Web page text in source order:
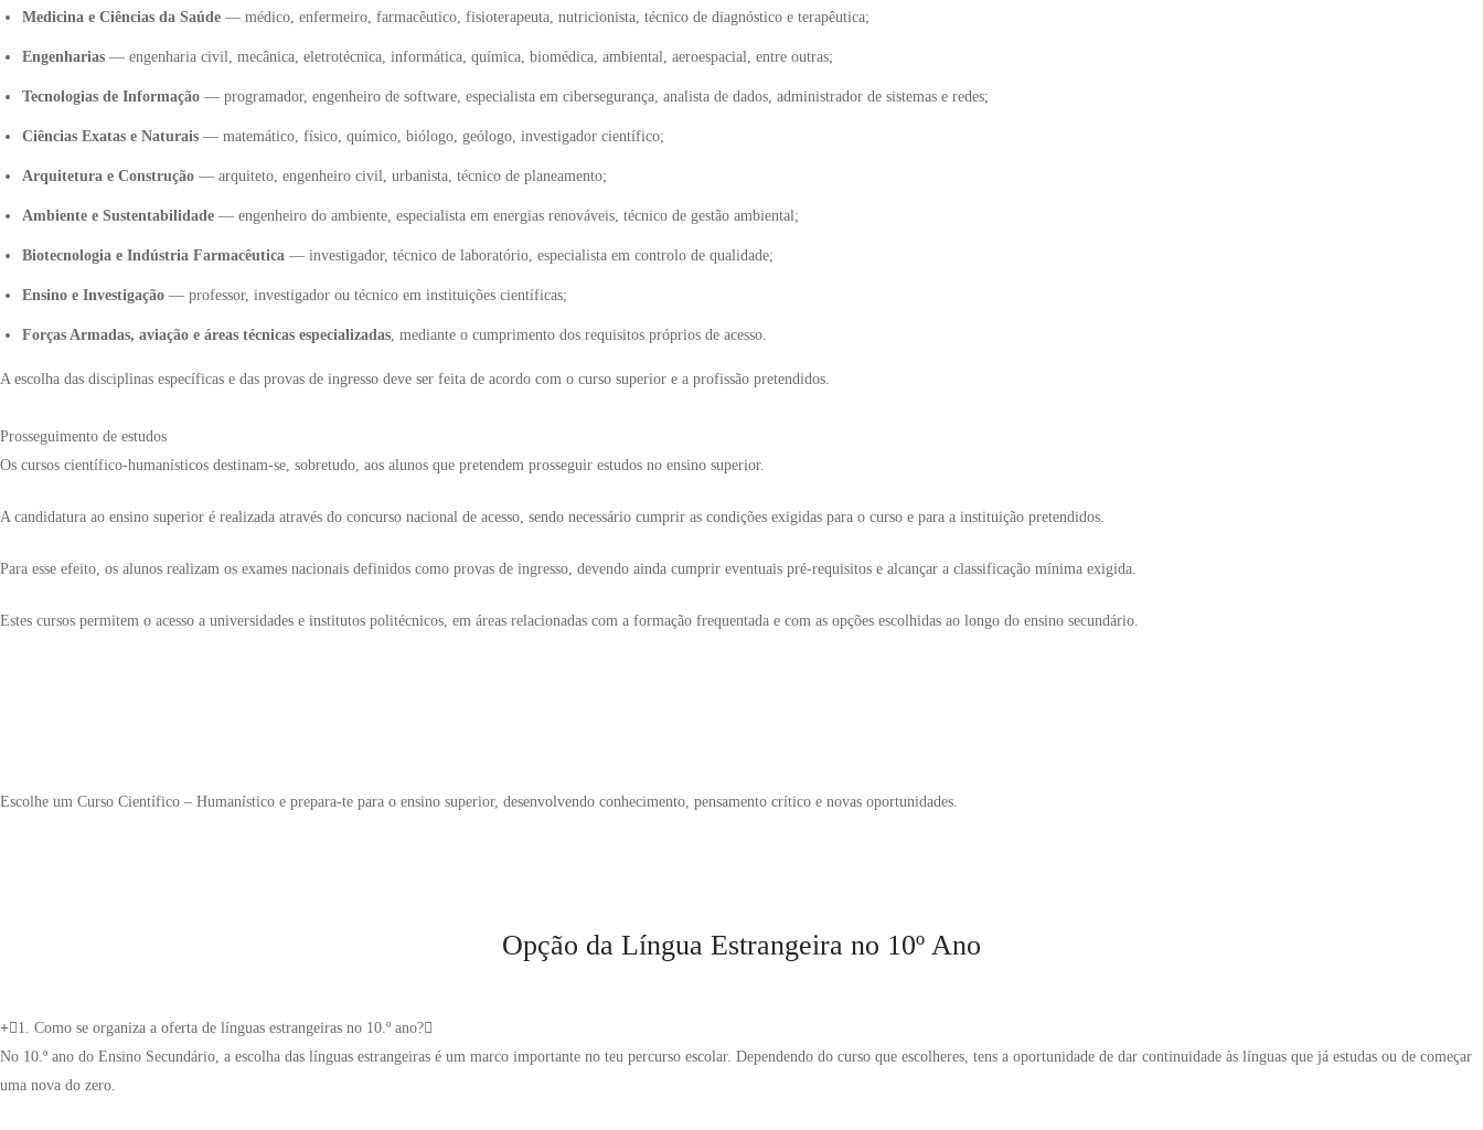
Medicina e Ciências da Saúde — médico, enfermeiro, farmacêutico, fisioterapeuta, nutricionista, técnico de diagnóstico e terapêutica;
Engenharias — engenharia civil, mecânica, eletrotécnica, informática, química, biomédica, ambiental, aeroespacial, entre outras;
Tecnologias de Informação — programador, engenheiro de software, especialista em cibersegurança, analista de dados, administrador de sistemas e redes;
Ciências Exatas e Naturais — matemático, físico, químico, biólogo, geólogo, investigador científico;
Arquitetura e Construção — arquiteto, engenheiro civil, urbanista, técnico de planeamento;
Ambiente e Sustentabilidade — engenheiro do ambiente, especialista em energias renováveis, técnico de gestão ambiental;
Biotecnologia e Indústria Farmacêutica — investigador, técnico de laboratório, especialista em controlo de qualidade;
Ensino e Investigação — professor, investigador ou técnico em instituições científicas;
Forças Armadas, aviação e áreas técnicas especializadas, mediante o cumprimento dos requisitos próprios de acesso.
A escolha das disciplinas específicas e das provas de ingresso deve ser feita de acordo com o curso superior e a profissão pretendidos.
Prosseguimento de estudos
Os cursos científico-humanísticos destinam-se, sobretudo, aos alunos que pretendem prosseguir estudos no ensino superior.
A candidatura ao ensino superior é realizada através do concurso nacional de acesso, sendo necessário cumprir as condições exigidas para o curso e para a instituição pretendidos.
Para esse efeito, os alunos realizam os exames nacionais definidos como provas de ingresso, devendo ainda cumprir eventuais pré-requisitos e alcançar a classificação mínima exigida.
Estes cursos permitem o acesso a universidades e institutos politécnicos, em áreas relacionadas com a formação frequentada e com as opções escolhidas ao longo do ensino secundário.
Escolhe um Curso Científico – Humanístico e prepara-te para o ensino superior, desenvolvendo conhecimento, pensamento crítico e novas oportunidades.
Opção da Língua Estrangeira no 10º Ano
1. Como se organiza a oferta de línguas estrangeiras no 10.º ano?
No 10.º ano do Ensino Secundário, a escolha das línguas estrangeiras é um marco importante no teu percurso escolar. Dependendo do curso que escolheres, tens a oportunidade de dar continuidade às línguas que já estudas ou de começar
uma nova do zero.